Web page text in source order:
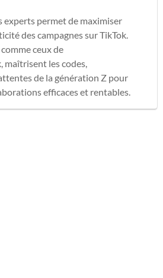
experts permet de maximiser
des campagnes sur TikTok.
ceux de
maîtrisent les codes,
de la génération Z pour
efficaces et rentables.